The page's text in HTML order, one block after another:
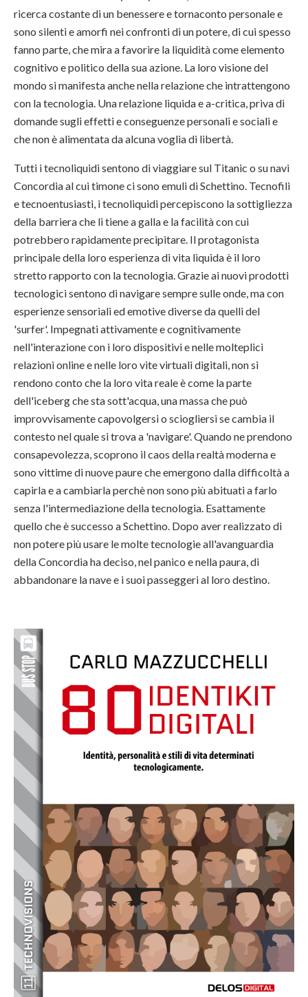
ricerca costante di un benessere e tornaconto personale e
sono silenti e amorfi nei confronti di un potere, di cui spesso
fanno parte, che mira a favorire la liquidità come elemento
cognitivo e politico della sua azione. La loro visione del
mondo si manifesta anche nella relazione che intrattengono
con la tecnologia. Una relazione liquida e a-critica, priva di
domande sugli effetti e conseguenze personali e sociali e
che non è alimentata da alcuna voglia di libertà.
Tutti i tecnoliquidi sentono di viaggiare sul Titanic o su navi
Concordia al cui timone ci sono emuli di Schettino. Tecnofili
e tecnoentusiasti, i tecnoliquidi percepiscono la sottigliezza
della barriera che li tiene a galla e la facilità con cui
potrebbero rapidamente precipitare. Il protagonista
principale della loro esperienza di vita liquida è il loro
stretto rapporto con la tecnologia. Grazie ai nuovi prodotti
tecnologici sentono di navigare sempre sulle onde, ma con
esperienze sensoriali ed emotive diverse da quelli del
'surfer'. Impegnati attivamente e cognitivamente
nell'interazione con i loro dispositivi e nelle molteplici
relazioni online e nelle loro vite virtuali digitali, non si
rendono conto che la loro vita reale è come la parte
dell'iceberg che sta sott'acqua, una massa che può
improvvisamente capovolgersi o sciogliersi se cambia il
contesto nel quale si trova a 'navigare'. Quando ne prendono
consapevolezza, scoprono il caos della realtà moderna e
sono vittime di nuove paure che emergono dalla difficoltà a
capirla e a cambiarla perchè non sono più abituati a farlo
senza l'intermediazione della tecnologia. Esattamente
quello che è successo a Schettino. Dopo aver realizzato di
non potere più usare le molte tecnologie all'avanguardia
della Concordia ha deciso, nel panico e nella paura, di
abbandonare la nave e i suoi passeggeri al loro destino.